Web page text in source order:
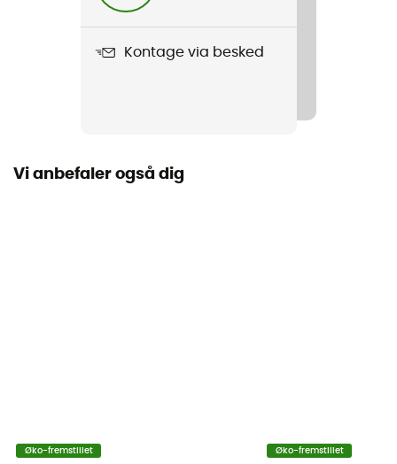
Kontage via besked
Vi anbefaler også dig
Øko-fremstillet Øko-fremstillet